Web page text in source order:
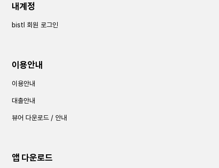
내계정
bistl 회원 로그인
이용안내
이용안내
대출안내
뷰어 다운로드 / 안내
앱 다운로드